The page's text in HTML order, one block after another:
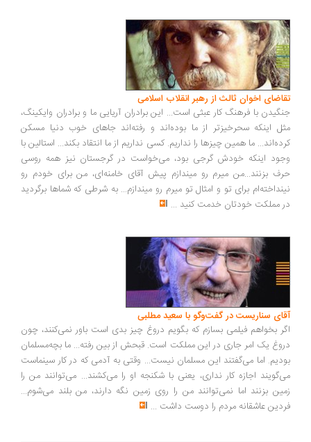
اخوان ثالث از رهبر انقلاب اسلامی
با فرهنگ کار عبثی است... این برادران آریایی ما و برادران وایکینگ،
اینکه سحرخیزتر از ما بوده‌اند و رفته‌اند جاهای خوب دنیا مسکن
ما همین چیزها را نداریم. کسی نداریم از ما انتقاد بکند... استالین با
اینکه خودش گرجی بود، می‌خواست در گرجستان نیز همه روسی
بزنند...من میرم رو میندازم پیش آقای خامنه‌ای، من برای خودم رو
برای تو و امثال تو میرم رو میندازم... به شرطی که شماها برگردید
مملکت خودتان خدمت کنید...
سناریست در گفت‌وگو با سعید مطلبی
بخواهم فیلمی بسازم که بگویم دروغ چیز بدی است باور نمی‌کنند، چون
یک امر جاری در این مملکت است. قبحش از بین رفته... ما بچه‌مسلمان
اما می‌گفتند این مسلمان نیست... وقتی به آدمی که در کار سینماست
اجازه کار نداری، یعنی با شکنجه او را می‌کشند... می‌توانند من را
بزنند اما نمی‌توانند من را روی زمین نگه دارند، من بلند می‌شوم...
عاشقانه مردم را دوست داشت ...